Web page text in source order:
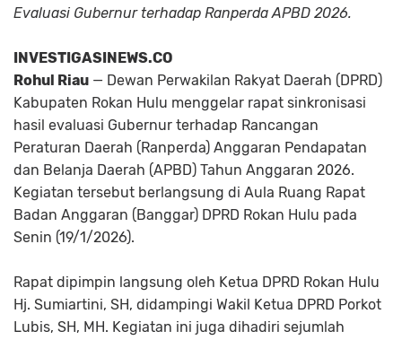
Evaluasi Gubernur terhadap Ranperda APBD 2026.
INVESTIGASINEWS.CO
Rohul Riau — Dewan Perwakilan Rakyat Daerah (DPRD)
Kabupaten Rokan Hulu menggelar rapat sinkronisasi
hasil evaluasi Gubernur terhadap Rancangan
Peraturan Daerah (Ranperda) Anggaran Pendapatan
dan Belanja Daerah (APBD) Tahun Anggaran 2026.
Kegiatan tersebut berlangsung di Aula Ruang Rapat
Badan Anggaran (Banggar) DPRD Rokan Hulu pada
Senin (19/1/2026).
Rapat dipimpin langsung oleh Ketua DPRD Rokan Hulu
Hj. Sumiartini, SH, didampingi Wakil Ketua DPRD Porkot
Lubis, SH, MH. Kegiatan ini juga dihadiri sejumlah